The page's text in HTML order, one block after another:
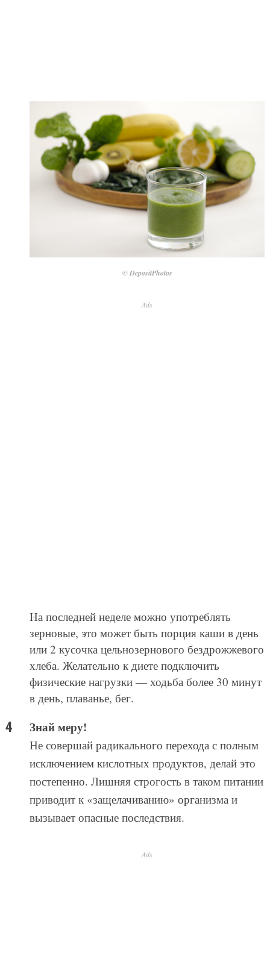
© DepositPhotos
Ads
На последней неделе можно употреблять
зерновые, это может быть порция каши в день
или 2 кусочка цельнозернового бездрожжевого
хлеба. Желательно к диете подключить
физические нагрузки — ходьба более 30 минут
в день, плаванье, бег.
Знай меру!
Не совершай радикального перехода с полным
исключением кислотных продуктов, делай это
постепенно. Лишняя строгость в таком питании
приводит к «защелачиванию» организма и
вызывает опасные последствия.
Ads